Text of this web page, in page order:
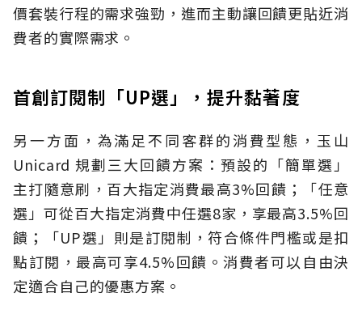
價套裝行程的需求強勁，進而主動讓回饋更貼近消
費者的實際需求。
首創訂閱制「UP選」，提升黏著度
另一方面，為滿足不同客群的消費型態，玉山
Unicard 規劃三大回饋方案：預設的「簡單選」
主打隨意刷，百大指定消費最高3%回饋；「任意
選」可從百大指定消費中任選8家，享最高3.5%回
饋；「UP選」則是訂閱制，符合條件門檻或是扣
點訂閱，最高可享4.5%回饋。消費者可以自由決
定適合自己的優惠方案。